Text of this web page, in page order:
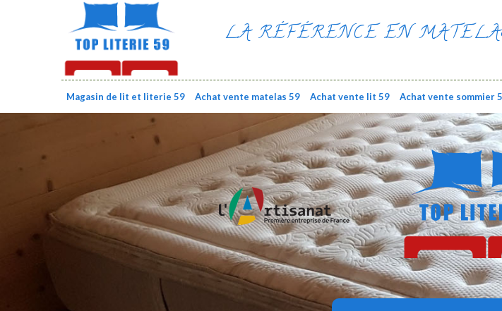
LA RÉFÉRENCE EN
Magasin de lit et literie 59 Achat vente matelas 59 Achat vente lit 59 Achat vente sommier